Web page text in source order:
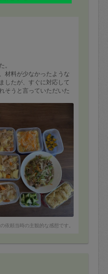
材料が少なかったような
したが、すぐに対応して
そうと言っていただいた
考にさせていただきま
もボリューミー（希望通
風のトマトスープを作っ
だました。
味でも美味しかったで
が好きなので、次回は
依頼当時の主観的な感想です。